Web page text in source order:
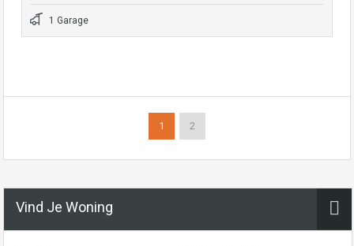
1 Garage
1 2
Vind Je Woning